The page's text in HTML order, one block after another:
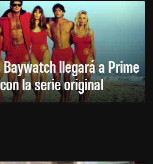
llegará a Prime
la serie original